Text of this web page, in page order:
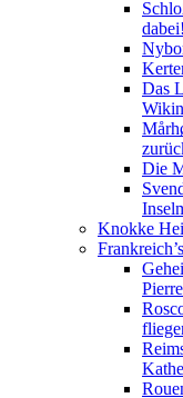
dabei!
Das
Die
Knokke